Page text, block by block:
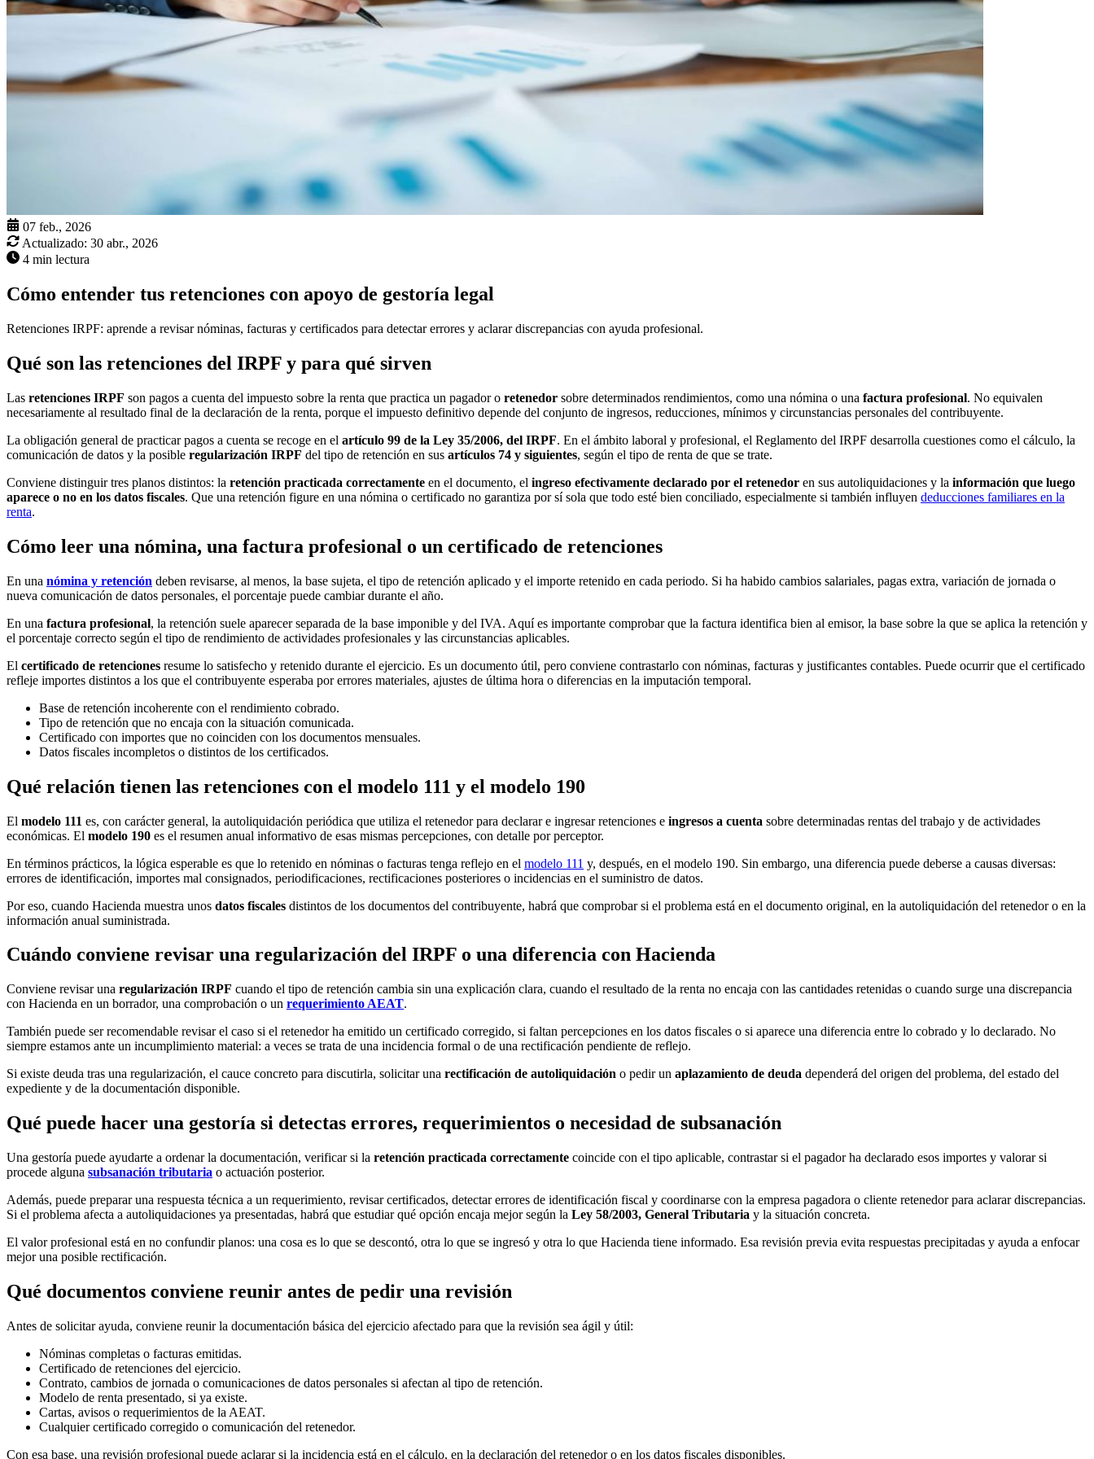
07 feb., 2026
Actualizado: 30 abr., 2026
4 min lectura
Cómo entender tus retenciones con apoyo de gestoría legal
Retenciones IRPF: aprende a revisar nóminas, facturas y certificados para detectar errores y aclarar discrepancias con ayuda profesional.
Qué son las retenciones del IRPF y para qué sirven
Las retenciones IRPF son pagos a cuenta del impuesto sobre la renta que practica un pagador o retenedor sobre determinados rendimientos, como una nómina o una factura profesional. No equivalen
necesariamente al resultado final de la declaración de la renta, porque el impuesto definitivo depende del conjunto de ingresos, reducciones, mínimos y circunstancias personales del contribuyente.
La obligación general de practicar pagos a cuenta se recoge en el artículo 99 de la Ley 35/2006, del IRPF. En el ámbito laboral y profesional, el Reglamento del IRPF desarrolla cuestiones como el cálculo, la
comunicación de datos y la posible regularización IRPF del tipo de retención en sus artículos 74 y siguientes, según el tipo de renta de que se trate.
Conviene distinguir tres planos distintos: la retención practicada correctamente en el documento, el ingreso efectivamente declarado por el retenedor en sus autoliquidaciones y la información que luego
aparece o no en los datos fiscales. Que una retención figure en una nómina o certificado no garantiza por sí sola que todo esté bien conciliado, especialmente si también influyen deducciones familiares en la
renta.
Cómo leer una nómina, una factura profesional o un certificado de retenciones
En una nómina y retención deben revisarse, al menos, la base sujeta, el tipo de retención aplicado y el importe retenido en cada periodo. Si ha habido cambios salariales, pagas extra, variación de jornada o
nueva comunicación de datos personales, el porcentaje puede cambiar durante el año.
En una factura profesional, la retención suele aparecer separada de la base imponible y del IVA. Aquí es importante comprobar que la factura identifica bien al emisor, la base sobre la que se aplica la retención y
el porcentaje correcto según el tipo de rendimiento de actividades profesionales y las circunstancias aplicables.
El certificado de retenciones resume lo satisfecho y retenido durante el ejercicio. Es un documento útil, pero conviene contrastarlo con nóminas, facturas y justificantes contables. Puede ocurrir que el certificado
refleje importes distintos a los que el contribuyente esperaba por errores materiales, ajustes de última hora o diferencias en la imputación temporal.
Base de retención incoherente con el rendimiento cobrado.
Tipo de retención que no encaja con la situación comunicada.
Certificado con importes que no coinciden con los documentos mensuales.
Datos fiscales incompletos o distintos de los certificados.
Qué relación tienen las retenciones con el modelo 111 y el modelo 190
El modelo 111 es, con carácter general, la autoliquidación periódica que utiliza el retenedor para declarar e ingresar retenciones e ingresos a cuenta sobre determinadas rentas del trabajo y de actividades
económicas. El modelo 190 es el resumen anual informativo de esas mismas percepciones, con detalle por perceptor.
En términos prácticos, la lógica esperable es que lo retenido en nóminas o facturas tenga reflejo en el modelo 111 y, después, en el modelo 190. Sin embargo, una diferencia puede deberse a causas diversas:
errores de identificación, importes mal consignados, periodificaciones, rectificaciones posteriores o incidencias en el suministro de datos.
Por eso, cuando Hacienda muestra unos datos fiscales distintos de los documentos del contribuyente, habrá que comprobar si el problema está en el documento original, en la autoliquidación del retenedor o en la
información anual suministrada.
Cuándo conviene revisar una regularización del IRPF o una diferencia con Hacienda
Conviene revisar una regularización IRPF cuando el tipo de retención cambia sin una explicación clara, cuando el resultado de la renta no encaja con las cantidades retenidas o cuando surge una discrepancia
con Hacienda en un borrador, una comprobación o un requerimiento AEAT.
También puede ser recomendable revisar el caso si el retenedor ha emitido un certificado corregido, si faltan percepciones en los datos fiscales o si aparece una diferencia entre lo cobrado y lo declarado. No
siempre estamos ante un incumplimiento material: a veces se trata de una incidencia formal o de una rectificación pendiente de reflejo.
Si existe deuda tras una regularización, el cauce concreto para discutirla, solicitar una rectificación de autoliquidación o pedir un aplazamiento de deuda dependerá del origen del problema, del estado del
expediente y de la documentación disponible.
Qué puede hacer una gestoría si detectas errores, requerimientos o necesidad de subsanación
Una gestoría puede ayudarte a ordenar la documentación, verificar si la retención practicada correctamente coincide con el tipo aplicable, contrastar si el pagador ha declarado esos importes y valorar si
procede alguna subsanación tributaria o actuación posterior.
Además, puede preparar una respuesta técnica a un requerimiento, revisar certificados, detectar errores de identificación fiscal y coordinarse con la empresa pagadora o cliente retenedor para aclarar discrepancias.
Si el problema afecta a autoliquidaciones ya presentadas, habrá que estudiar qué opción encaja mejor según la Ley 58/2003, General Tributaria y la situación concreta.
El valor profesional está en no confundir planos: una cosa es lo que se descontó, otra lo que se ingresó y otra lo que Hacienda tiene informado. Esa revisión previa evita respuestas precipitadas y ayuda a enfocar
mejor una posible rectificación.
Qué documentos conviene reunir antes de pedir una revisión
Antes de solicitar ayuda, conviene reunir la documentación básica del ejercicio afectado para que la revisión sea ágil y útil:
Nóminas completas o facturas emitidas.
Certificado de retenciones del ejercicio.
Contrato, cambios de jornada o comunicaciones de datos personales si afectan al tipo de retención.
Modelo de renta presentado, si ya existe.
Cartas, avisos o requerimientos de la AEAT.
Cualquier certificado corregido o comunicación del retenedor.
Con esa base, una revisión profesional puede aclarar si la incidencia está en el cálculo, en la declaración del retenedor o en los datos fiscales disponibles.